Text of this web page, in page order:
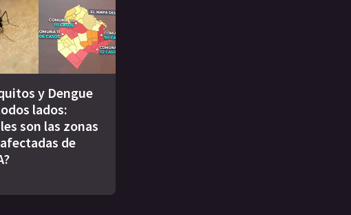
y Dengue
lados:
son las zonas
de